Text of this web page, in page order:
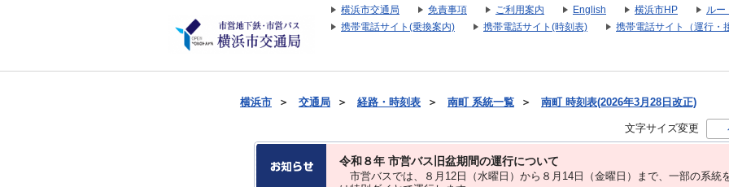
横浜市交通局 免責事項 ご利用案内 English 横浜市HP
ルー
携帯電話サイト(乗換案内)
携帯電話サイト(時刻表) 携帯電話サイト（運行・
横浜市 ＞ 交通局 ＞ 経路・時刻表 ＞ 南町 系統一覧 ＞ 南町 時刻表(2026年3月28日改正)
文字サイズ変更
令和８年 市営バス旧盆期間の運行について
市営バスでは、８⽉12⽇（水曜日）から８⽉14⽇（金曜日）まで、⼀部の系統